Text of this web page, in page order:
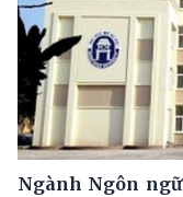
Ngành Ngôn